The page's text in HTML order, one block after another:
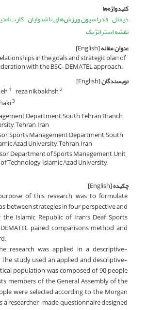
کلیدواژه‌ها
دیمتل فدراسیون ورزش‌های ناشنوایان کارت
نقشه استراتژیک
عنوان مقاله[English]
in the goals and strategic plan of
with the BSC-DEMATEL approach.
نویسندگان[English]
1 reza nikbakhsh2
3
Department, South Tehran Branch,
Tehran, Iran
Sports Management Department, South
Azad University, Tehran, Iran
Department of Sports Management, Unit
Technology, Islamic Azad University,
چکیده[English]
of this research was to formulate
between strategies in four perspective and
Islamic Republic of Iran’s Deaf Sports
paired comparisons method and
research was applied in a descriptive-
study used an applied and descriptive-
population was composed of 90 people
members of the General Assembly of the
were selected according to the Morgan
a researcher-made questionnaire designed